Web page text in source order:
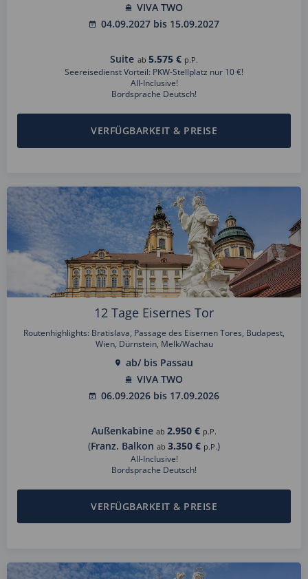
VIVA TWO
04.09.2027 bis 15.09.2027
Suite ab 5.575 € p.P.
Seereisedienst Vorteil: PKW-Stellplatz nur 10 €!
All-Inclusive!
Bordsprache Deutsch!
VERFÜGBARKEIT & PREISE
12 Tage Eisernes Tor
Routenhighlights: Bratislava, Passage des Eisernen Tores, Budapest,
Wien, Dürnstein, Melk/Wachau
ab/ bis Passau
VIVA TWO
06.09.2026 bis 17.09.2026
Außenkabine ab2.950 € p.P.
(Franz. Balkon ab3.350 € p.P.)
All-Inclusive!
Bordsprache Deutsch!
VERFÜGBARKEIT & PREISE